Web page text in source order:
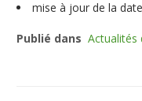
mise à jour de la
Publié dans Actualités